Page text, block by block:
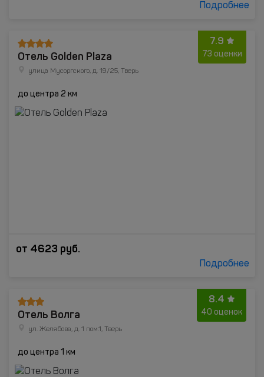
Подробнее
7.9
73 оценки
Отель Golden Plaza
улица Мусоргского, д. 19/25, Тверь
до центра 2 км
от 4623 руб.
Подробнее
8.4
40 оценок
Отель Волга
ул. Желябова, д. 1 пом.1, Тверь
до центра 1 км